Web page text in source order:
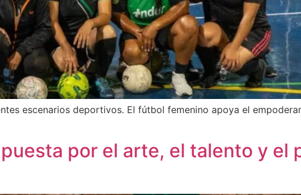
escenarios deportivos. El fútbol femenino apoya el
por el arte, el talento y el